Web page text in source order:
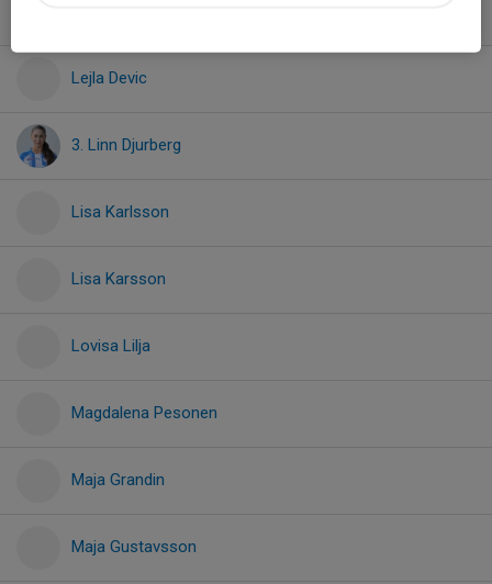
Lejla Devic
3. Linn Djurberg
Lisa Karlsson
Lisa Karsson
Lovisa Lilja
Magdalena Pesonen
Maja Grandin
Maja Gustavsson